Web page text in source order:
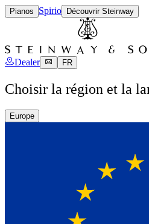
Pianos Spirio Découvrir Steinway
Dealer FR
Choisir la région et la
Europe